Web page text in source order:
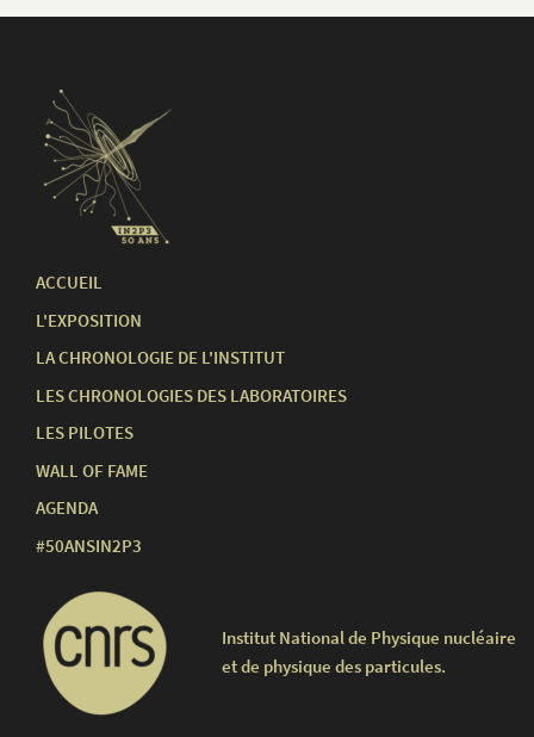
ACCUEIL
L'EXPOSITION
LA CHRONOLOGIE DE L'INSTITUT
LES CHRONOLOGIES DES LABORATOIRES
LES PILOTES
WALL OF FAME
AGENDA
#50ANSIN2P3
Institut National de Physique nucléaire
et de physique des particules.